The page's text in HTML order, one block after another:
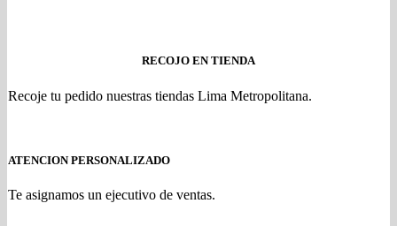
RECOJO EN TIENDA
Recoje tu pedido nuestras tiendas Lima Metropolitana.
ATENCION PERSONALIZADO
Te asignamos un ejecutivo de ventas.